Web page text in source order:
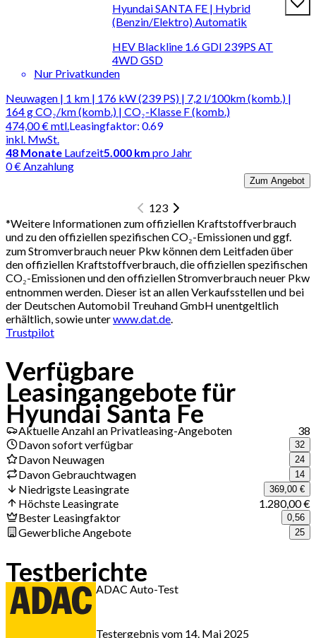
Hyundai SANTA FE | Hybrid
(Benzin/Elektro) Automatik
HEV Blackline 1.6 GDI 239PS AT
4WD GSD
Nur Privatkunden
Neuwagen | 1 km | 176 kW (239 PS) | 7,2 l/100km (komb.) |
164 g CO₂/km (komb.) | CO₂-Klasse F (komb.)
474,00 €mtl.
inkl. MwSt.
Leasingfaktor: 0.69
48 Monate Laufzeit5.000 km pro Jahr
0 € Anzahlung
Zum Angebot
123
*Weitere Informationen zum offiziellen Kraftstoffverbrauch
und zu den offiziellen spezifischen CO₂-Emissionen und ggf.
zum Stromverbrauch neuer Pkw können dem Leitfaden über
den offiziellen Kraftstoffverbrauch, die offiziellen spezifischen
CO₂-Emissionen und den offiziellen Stromverbrauch neuer Pkw
entnommen werden. Dieser ist an allen Verkaufsstellen und bei
der Deutschen Automobil Treuhand GmbH unentgeltlich
erhältlich, sowie unterwww.dat.de
Trustpilot
Verfügbare
Leasingangebote für
Hyundai Santa Fe
Aktuelle Anzahl an Privatleasing-Angeboten
38
Davon sofort verfügbar
32
Davon Neuwagen 24
Davon Gebrauchtwagen 14
Niedrigste Leasingrate 369,00 €
Höchste Leasingrate
1.280,00 €
Bester Leasingfaktor
0,56
Gewerbliche Angebote 25
Testberichte
ADAC Auto-Test
Testergebnis vom 14. Mai 2025